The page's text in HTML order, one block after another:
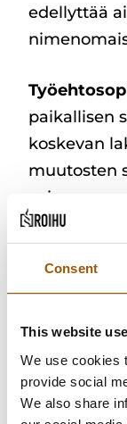
Consent
This website
We use cookies
provide social
We also share
edellyttää
paikallisen
koskevan
muutosten
voimaan
jotkut